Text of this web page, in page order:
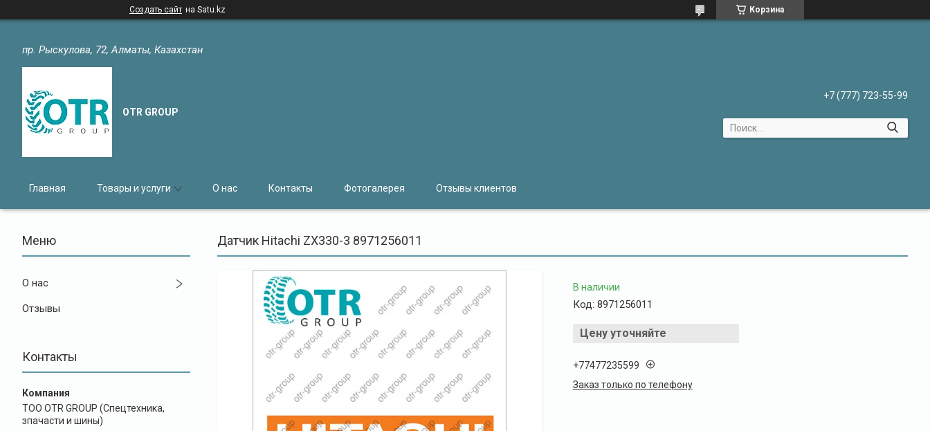
Создать сайт на Satu.kz Корзина
пр. Рыскулова, 72, Алматы, Казахстан
OTR GROUP
+7 (777) 723-55-99
Главная Товары и услуги О нас Контакты Фотогалерея Отзывы клиентов
О нас
Отзывы
Контакты
ТОО OTR GROUP (Спецтехника,
зпачасти и шины)
Датчик Hitachi ZX330-3 8971256011
В наличии
Код: 8971256011
Цену уточняйте
+77477235599
Заказ только по телефону